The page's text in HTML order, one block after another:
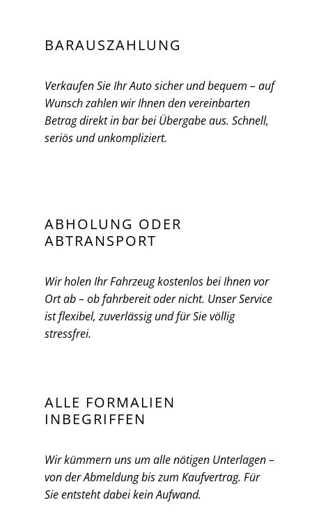
BARAUSZAHLUNG
Verkaufen Sie Ihr Auto sicher und bequem – auf
Wunsch zahlen wir Ihnen den vereinbarten
Betrag direkt in bar bei Übergabe aus. Schnell,
seriös und unkompliziert.
ABHOLUNG ODER
ABTRANSPORT
Wir holen Ihr Fahrzeug kostenlos bei Ihnen vor
Ort ab – ob fahrbereit oder nicht. Unser Service
ist flexibel, zuverlässig und für Sie völlig
stressfrei.
ALLE FORMALIEN
INBEGRIFFEN
Wir kümmern uns um alle nötigen Unterlagen –
von der Abmeldung bis zum Kaufvertrag. Für
Sie entsteht dabei kein Aufwand.